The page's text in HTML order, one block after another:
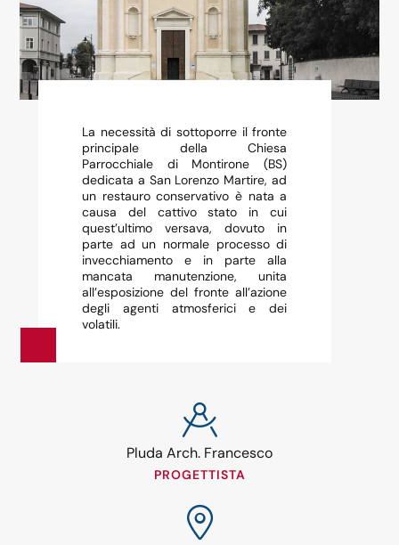
La necessità di sottoporre il fronte
principale della Chiesa
Parrocchiale di Montirone (BS)
dedicata a San Lorenzo Martire, ad
un restauro conservativo è nata a
causa del cattivo stato in cui
quest’ultimo versava, dovuto in
parte ad un normale processo di
invecchiamento e in parte alla
mancata manutenzione, unita
all’esposizione del fronte all’azione
degli agenti atmosferici e dei
volatili.
Pluda Arch. Francesco
PROGETTISTA